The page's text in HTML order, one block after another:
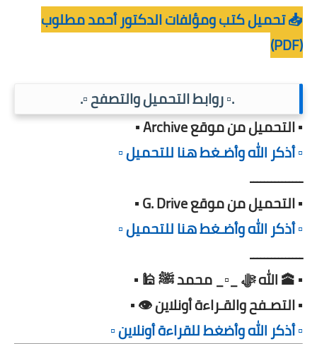
📥 تحميل كتب ومؤلفات الدكتور أحمد مطلوب
(PDF)
.▫️ روابط التحميل والتصفح ▫️.
▪️ التحميل من موقع Archive ▪️
▫️ أذكر الله وأضـغط هنا للتحميل ▫️
ـــــــــــــــ
▪️ التحميل من موقع G. Drive ▪️
▫️ أذكر الله وأضـغط هنا للتحميل ▫️
ـــــــــــــــ
▪️ 🕋 الله ﷻ _▫️_ محمد ﷺ 🕌 ▪️
▪️ التصـفح والقـراءة أونلاين 👁️ ▪️
▫️ أذكر الله وأضغط للقراءة أونلاين ▫️